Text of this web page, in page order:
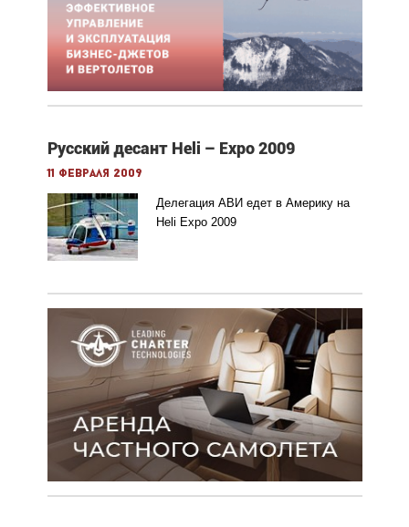
Русский десант Heli – Expo 2009
11 февраля 2009
Делегация АВИ едет в Америку на
Heli Expo 2009